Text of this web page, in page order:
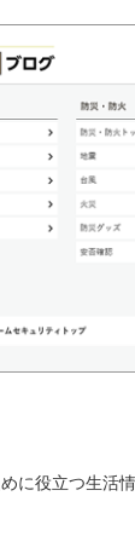
に役立つ生活